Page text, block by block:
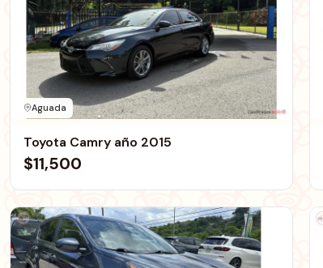
Aguada
Toyota Camry año 2015
$11,500